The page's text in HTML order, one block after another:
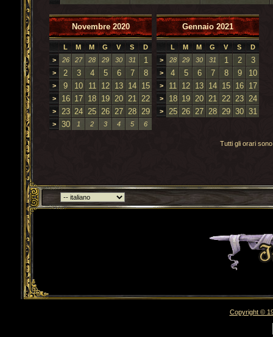
Novembre 2020
L M M G V S
D
>
26 27 28 29 30 31 1
> 2 3 4 5 6 7 8
> 9 10 11 12 13 14 15
> 16 17 18 19 20 21 22
> 23 24 25 26 27 28 29
> 30 1 2 3 4 5 6
Gennaio 2021
L M M G V S
D
>
28 29 30 31 1 2 3
> 4 5 6 7 8 9 10
> 11 12 13 14 15 16 17
> 18 19 20 21 22 23 24
> 25 26 27 28 29 30 31
Tutti gli orari
Torna indietro
Copyright ©